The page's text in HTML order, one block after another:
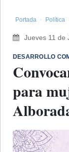
Portada Política
Jueves 11 de
DESARROLLO
para